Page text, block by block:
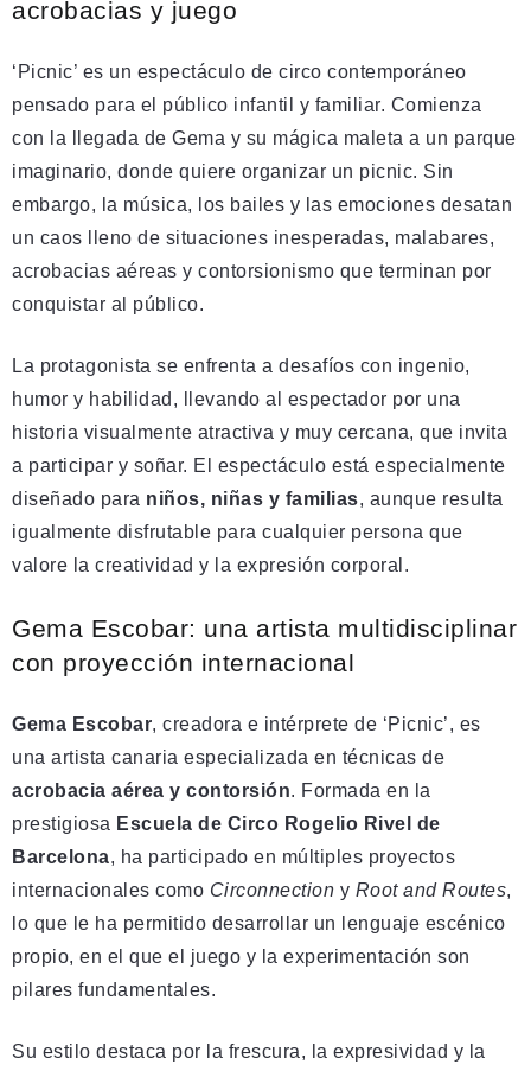
acrobacias y juego
‘Picnic’ es un espectáculo de circo contemporáneo
pensado para el público infantil y familiar. Comienza
con la llegada de Gema y su mágica maleta a un parque
imaginario, donde quiere organizar un picnic. Sin
embargo, la música, los bailes y las emociones desatan
un caos lleno de situaciones inesperadas, malabares,
acrobacias aéreas y contorsionismo que terminan por
conquistar al público.
La protagonista se enfrenta a desafíos con ingenio,
humor y habilidad, llevando al espectador por una
historia visualmente atractiva y muy cercana, que invita
a participar y soñar. El espectáculo está especialmente
diseñado para niños, niñas y familias, aunque resulta
igualmente disfrutable para cualquier persona que
valore la creatividad y la expresión corporal.
Gema Escobar: una artista multidisciplinar
con proyección internacional
Gema Escobar, creadora e intérprete de ‘Picnic’, es
una artista canaria especializada en técnicas de
acrobacia aérea y contorsión. Formada en la
prestigiosa Escuela de Circo Rogelio Rivel de
Barcelona, ha participado en múltiples proyectos
internacionales como Circonnection y Root and Routes,
lo que le ha permitido desarrollar un lenguaje escénico
propio, en el que el juego y la experimentación son
pilares fundamentales.
Su estilo destaca por la frescura, la expresividad y la